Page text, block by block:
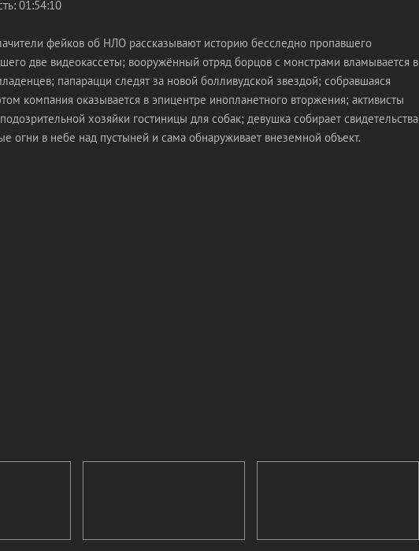
01:54:10
фейков об НЛО рассказывают историю бесследно пропавшего
две видеокассеты; вооружённый отряд борцов с монстрами вламывается в
папарацци следят за новой болливудской звездой; собравшаяся
компания оказывается в эпицентре инопланетного вторжения; активисты
хозяйки гостиницы для собак; девушка собирает свидетельства
огни в небе над пустыней и сама обнаруживает внеземной объект.